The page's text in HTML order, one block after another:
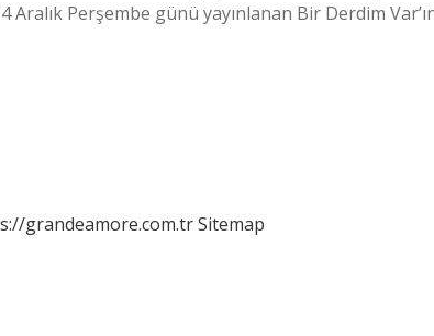
Perşembe günü yayınlanan Bir Derdim
grandeamore.com.trSitemap